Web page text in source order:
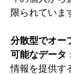
限られていま
分散型でオー
可能なデータ
情報を提供す